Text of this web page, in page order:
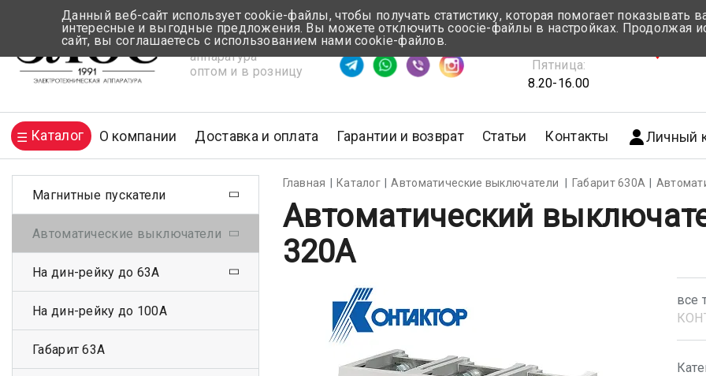
Электротехническая
аппаратура
оптом и в розницу
Время ответа ≈ 5 мин
Понедельник-Четверг:
Пятница:
8.20-16.00
Каталог О компании Доставка и оплата Гарантии и возврат Статьи Контакты Личный
Главная Каталог Автоматические выключатели Габарит 630А
Автоматический
320А
все
Магнитные пускатели
Автоматические выключатели
На дин-рейку до 63А
На дин-рейку до 100А
Габарит 63А
Данный веб-сайт использует cookie-файлы, чтобы получать статистику, которая помогает показывать
интересные и выгодные предложения. Вы можете отключить coocie-файлы в настройках. Продолжая
сайт, вы соглашаетесь с использованием нами cookie-файлов.